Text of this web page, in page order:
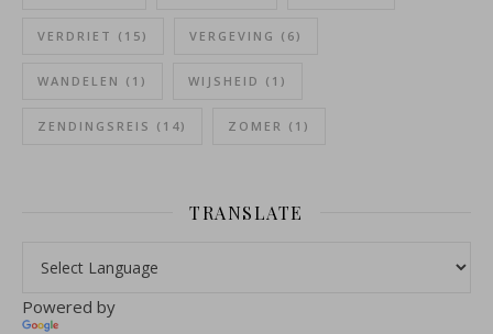
VERDRIET (15) VERGEVING (6)
WANDELEN (1) WIJSHEID (1)
ZENDINGSREIS (14) ZOMER (1)
TRANSLATE
Powered by